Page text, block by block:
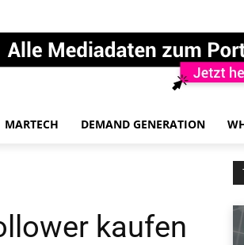
MARTECH DEMAND GENERATION
kaufen